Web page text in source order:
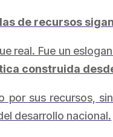
de recursos
real. Fue un
construida
por sus recursos,
desarrollo nacional.